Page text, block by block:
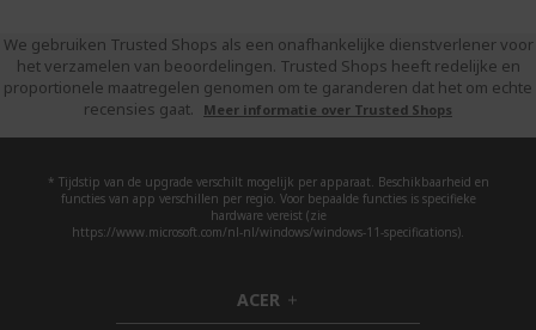
We gebruiken Trusted Shops als een onafhankelijke dienstverlener voor
het verzamelen van beoordelingen. Trusted Shops heeft redelijke en
proportionele maatregelen genomen om te garanderen dat het om echte
recensies gaat.
Meer informatie over Trusted Shops
* Tijdstip van de upgrade verschilt mogelijk per apparaat. Beschikbaarheid en
functies van app verschillen per regio. Voor bepaalde functies is specifieke
hardware vereist (zie
https://www.microsoft.com/nl-nl/windows/windows-11-specifications).
ACER h